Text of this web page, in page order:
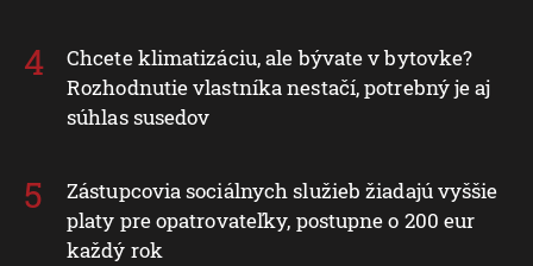
Chcete klimatizáciu, ale bývate v bytovke?
Rozhodnutie vlastníka nestačí, potrebný je aj
súhlas susedov
Zástupcovia sociálnych služieb žiadajú vyššie
platy pre opatrovateľky, postupne o 200 eur
každý rok